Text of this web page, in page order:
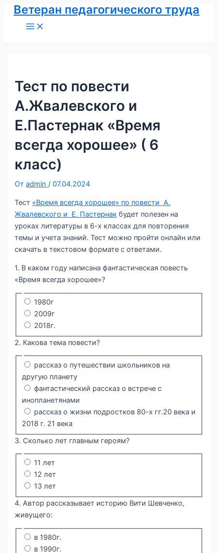
Перейти
Ветеран педагогического труда
Main
Menu
Тест по повести
А.Жвалевского и
Е.Пастернак «Время
всегда хорошее» ( 6
класс)
Отadmin/07.04.2024
Тест «Время всегда хорошее» по повести А.
Жвалевского и Е. Пастернак будет полезен на
уроках литературы в 6-х классах для повторения
темы и учета знаний. Тест можно пройти онлайн или
скачать в текстовом формате с ответами.
1. В каком году написана фантастическая повесть
«Время всегда хорошее»?
1980г
2009г
2018г.
2. Какова тема повести?
рассказ о путешествии школьников на
другую планету
фантастический рассказ о встрече с
инопланетянами
рассказ о жизни подростков 80-х гг.20 века и
2018 г. 21 века
3. Сколько лет главным героям?
11 лет
12 лет
13 лет
4. Автор рассказывает историю Вити Шевченко,
живущего:
в 1980г.
в 1990г.